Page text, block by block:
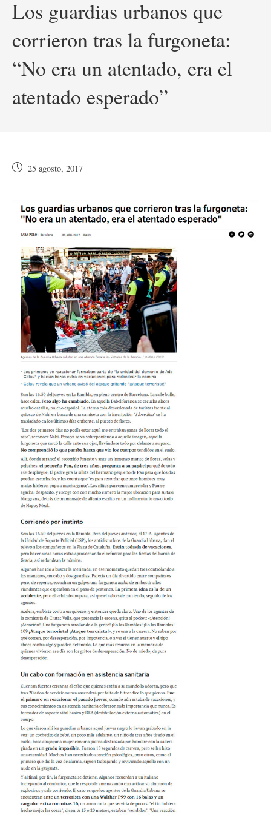
Los guardias urbanos que
corrieron tras la furgoneta:
“No era un atentado, era el
atentado esperado”
Publicación
entrada:
25 agosto, 2017